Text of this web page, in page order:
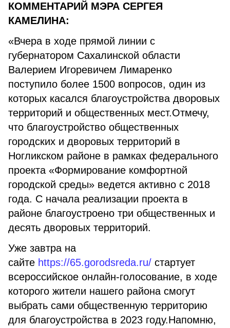
КОММЕНТАРИЙ МЭРА СЕРГЕЯ
КАМЕЛИНА:
«Вчера в ходе прямой линии с
губернатором Сахалинской области
Валерием Игоревичем Лимаренко
поступило более 1500 вопросов, один из
которых касался благоустройства дворовых
территорий и общественных мест.Отмечу,
что благоустройство общественных
городских и дворовых территорий в
Ногликском районе в рамках федерального
проекта «Формирование комфортной
городской среды» ведется активно с 2018
года. С начала реализации проекта в
районе благоустроено три общественных и
десять дворовых территорий.
Уже завтра на
сайте https://65.gorodsreda.ru/ стартует
всероссийское онлайн-голосование, в ходе
которого жители нашего района смогут
выбрать сами общественную территорию
для благоустройства в 2023 году.Напомню,